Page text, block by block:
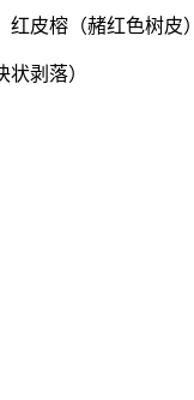
皮榕（赭红色树皮）
剥落）